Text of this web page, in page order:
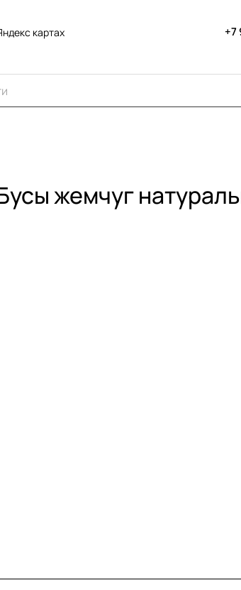
картах +7
жемчуг